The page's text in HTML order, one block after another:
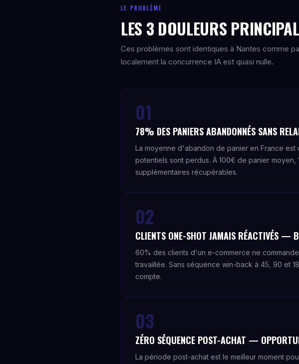
LE PROBLÈME
LES 3 DOULEURS
Ces problèmes sont identiques à Nantes comme
localement la concurrence IA est quasi nulle.
01
78% DES PANIERS ABANDONNÉS SANS
La moyenne d'abandon de panier en France
potentiels sont perdus. À 100€ de panier
supplémentaires récupérables.
02
CLIENTS ONE-SHOT JAMAIS RÉACTIVÉS —
60% des clients d'un e-commerce ne
travaillée. Sans séquence win-back à 45, 90 et
compte.
03
ZÉRO SÉQUENCE POST-ACHAT —
La période post-achat est le meilleur moment